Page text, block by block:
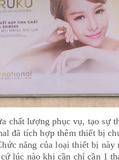
chất lượng phục vụ, tạo sự
đã tích hợp thêm thiết bị
năng của loại thiết bị
lúc nào khi cần chỉ cần 1